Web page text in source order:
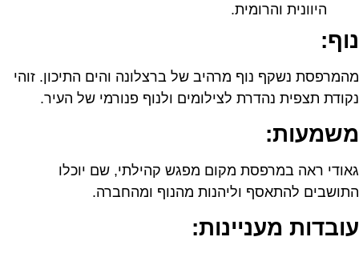
היוונית והרומית.
נוף:
מהמרפסת נשקף נוף מרהיב של ברצלונה והים התיכון. זוהי
נקודת תצפית נהדרת לצילומים ולנוף פנורמי של העיר.
משמעות:
גאודי ראה במרפסת מקום מפגש קהילתי, שם יוכלו
התושבים להתאסף וליהנות מהנוף ומהחברה.
עובדות מעניינות: